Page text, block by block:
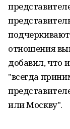
отношения
добавил, что
"всегда
или Москву".